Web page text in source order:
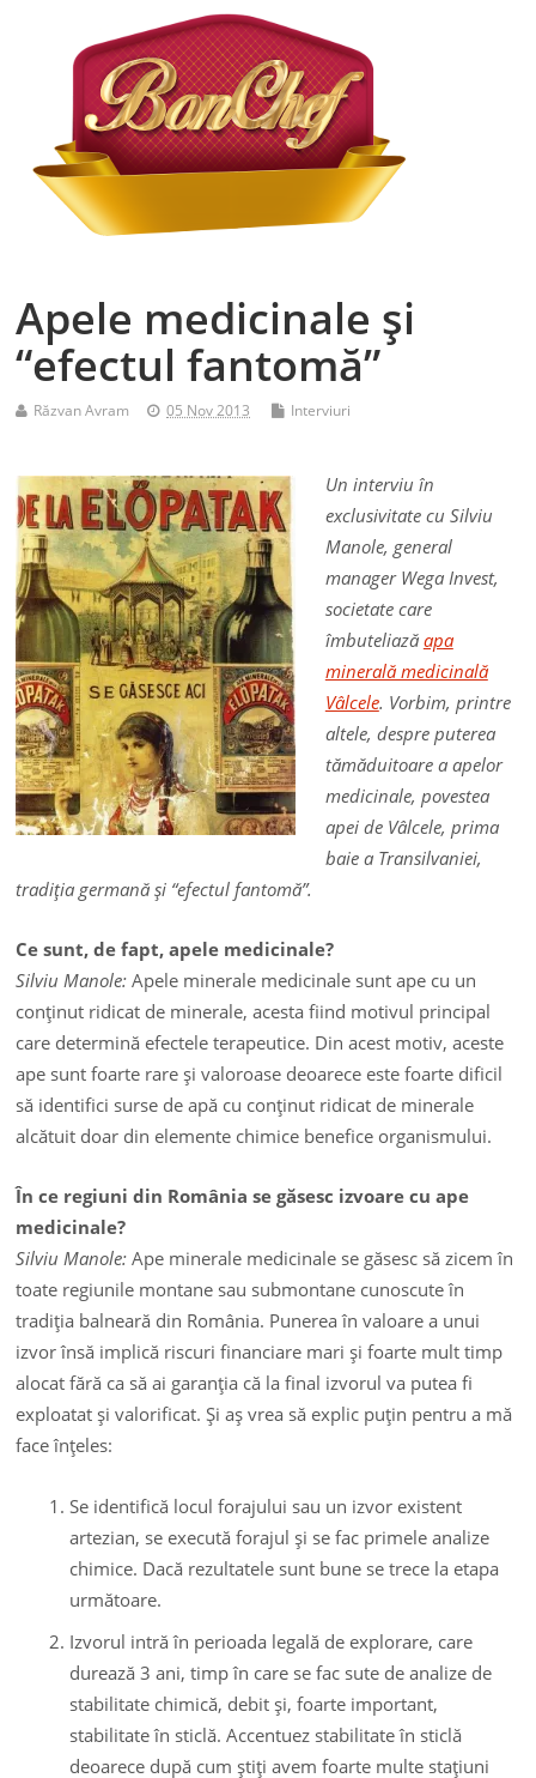
Apele medicinale şi
“efectul fantomă”
Răzvan Avram 05 Nov 2013 Interviuri
Un interviu în
exclusivitate cu Silviu
Manole, general
manager Wega Invest,
societate care
îmbuteliază apa
minerală medicinală
Vâlcele. Vorbim, printre
altele, despre puterea
tămăduitoare a apelor
medicinale, povestea
apei de Vâlcele, prima
baie a Transilvaniei,
tradiţia germană şi “efectul fantomă”.
Ce sunt, de fapt, apele medicinale?
Silviu Manole:Apele minerale medicinale sunt ape cu un
conţinut ridicat de minerale, acesta fiind motivul principal
care determină efectele terapeutice. Din acest motiv, aceste
ape sunt foarte rare şi valoroase deoarece este foarte dificil
să identifici surse de apă cu conţinut ridicat de minerale
alcătuit doar din elemente chimice benefice organismului.
În ce regiuni din România se găsesc izvoare cu ape
medicinale?
Silviu Manole:Ape minerale medicinale se găsesc să zicem în
toate regiunile montane sau submontane cunoscute în
tradiţia balneară din România. Punerea în valoare a unui
izvor însă implică riscuri financiare mari şi foarte mult timp
alocat fără ca să ai garanţia că la final izvorul va putea fi
exploatat şi valorificat. Şi aş vrea să explic puţin pentru a mă
face înţeles:
Se identifică locul forajului sau un izvor existent
artezian, se execută forajul şi se fac primele analize
chimice. Dacă rezultatele sunt bune se trece la etapa
următoare.
Izvorul intră în perioada legală de explorare, care
durează 3 ani, timp în care se fac sute de analize de
stabilitate chimică, debit şi, foarte important,
stabilitate în sticlă. Accentuez stabilitate în sticlă
deoarece după cum ştiţi avem foarte multe staţiuni